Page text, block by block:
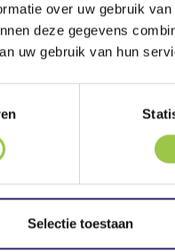
over uw gebruik
deze gegevens
uw gebruik van hun
Selectie toestaan
terecht aan het
voor oude
plannen heeft:
tegenhouden. En
door Rick de Haas